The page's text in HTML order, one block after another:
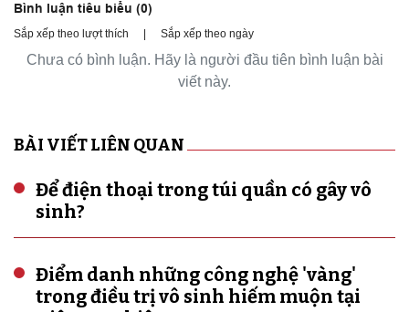
Bình luận tiêu biểu (0)
Sắp xếp theo lượt thích Sắp xếp theo ngày
Chưa có bình luận. Hãy là người đầu tiên bình luận bài
viết này.
BÀI VIẾT LIÊN QUAN
Để điện thoại trong túi quần có gây vô
sinh?
Điểm danh những công nghệ 'vàng'
trong điều trị vô sinh hiếm muộn tại